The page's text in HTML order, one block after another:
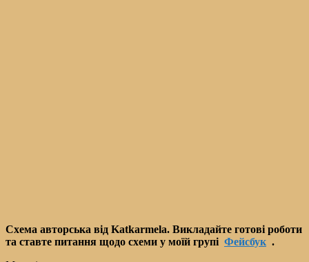
Схема авторська від Katkarmela. Викладайте готові роботи
та ставте питання щодо схеми у моїй групі Фейсбук .